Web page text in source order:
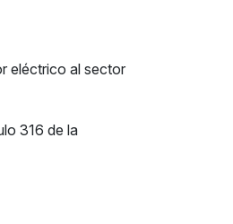
eléctrico al sector
316 de la